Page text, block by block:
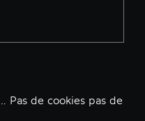
Pas de cookies pas de